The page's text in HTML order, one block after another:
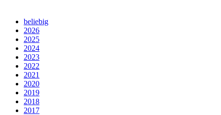
beliebig
2026
2025
2024
2023
2022
2021
2020
2019
2018
2017